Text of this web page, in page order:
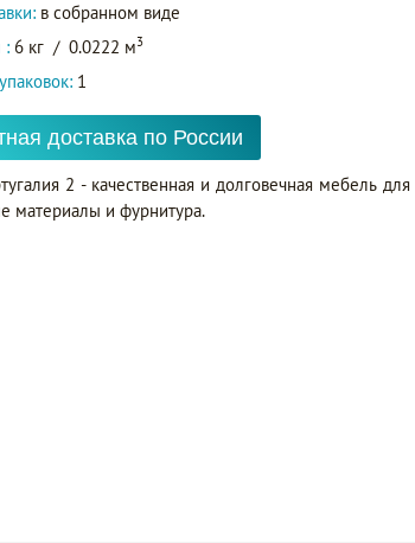
в собранном виде
: 6 кг / 0.0222 м3
1
доставка по России
2 - качественная и долговечная мебель
материалы и фурнитура.